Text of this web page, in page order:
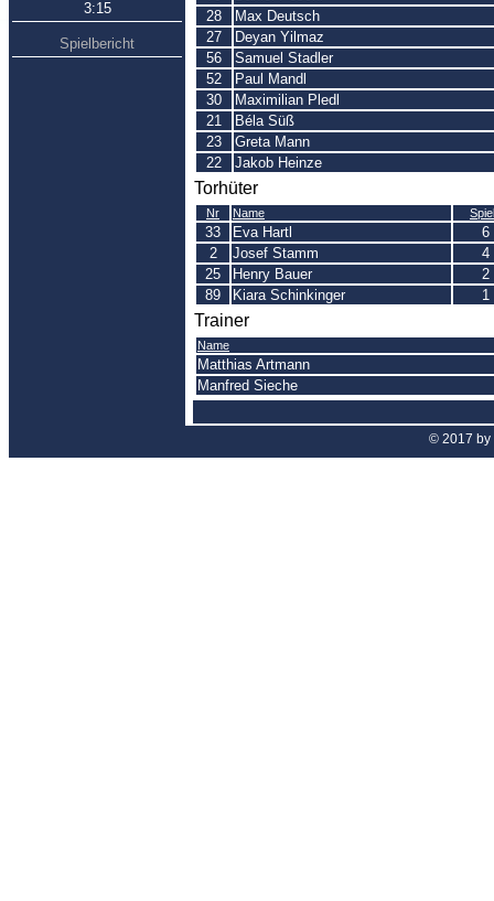
3:15
Spielbericht
28
Max Deutsch
27
Deyan Yilmaz
56
Samuel Stadler
52
Paul Mandl
30
Maximilian Pledl
21
Béla Süß
23
Greta Mann
22
Jakob Heinze
Torhüter
Nr Name
33 Eva Hartl
6
2
Josef Stamm
4
25
Henry Bauer
2
89
Kiara Schinkinger 1
Trainer
Name
Matthias Artmann
Manfred Sieche
© 2017 by